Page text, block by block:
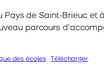
de Saint-Brieuc et
parcours
des écoles Télécharger